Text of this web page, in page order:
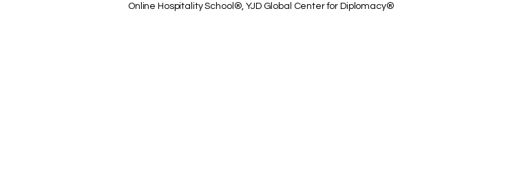
Online Hospitality School®, YJD Global Center for Diplomacy®